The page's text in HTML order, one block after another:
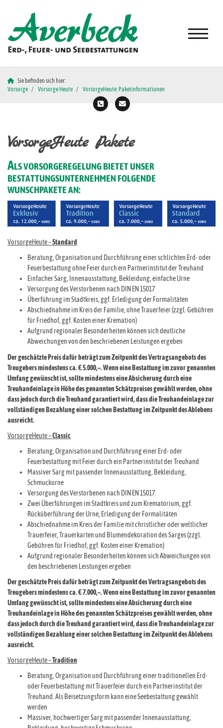
Sie befinden sich hier:
Vorsorge
Vorsorge Heute VorsorgeHeute: Paketinformationen
VorsorgeHeute Pakete
ALS VORSORGEREGELUNG BIETET UNSER
BESTATTUNGSUNTERNEHMEN FOLGENDE
WUNSCHPAKETE AN:
VorsorgeHeute –Standard
Beratung, Organisation und Durchführung einer schlichten Erd- oder
Feuerbestattung ohne Feier durch ein Partnerinstitut der Treuhand
Einfacher Sarg, Innenausstattung, Bekleidung, einfache Urne
Versorgung des Verstorbenen nach DIN EN 15017
Überführung im Stadtkreis, ggf. Erledigung der Formalitäten
Abschiednahme im Kreis der Familie, ohne Trauerfeier (zzgl. Gebühren
für Friedhof, ggf. Kosten einer Kremation)
Aufgrund regionaler Besonderheiten können sich deutliche
Abweichungen von den beschriebenen Leistungen ergeben
Der geschätzte Preis dafür beträgt zum Zeitpunkt des Vertragsangebots des
Treugebers mindestens ca. € 5.000,–. Wenn eine Bestattung im zuvor genannten
Umfang gewünscht ist, sollte mindestens eine Absicherung durch eine
Treuhandeinlage in Höhe des genannten Schätzpreises gewählt werden, ohne
dass jedoch durch die Treuhand garantiert wird, dass die Treuhandeinlage zur
vollständigen Bezahlung einer solchen Bestattung im Zeitpunkt des Ablebens
ausreicht.
VorsorgeHeute –Classic
Beratung, Organisation und Durchführung einer Erd- oder
Feuerbestattung mit Feier durch ein Partnerinstitut der Treuhand
Massiver Sarg mit passender Innenausstattung, Bekleidung,
Schmuckurne
Versorgung des Verstorbenen nach DIN EN 15017.
Zwei Überführungen im Stadtkreis und zum Krematorium, ggf.
Rücküberführung der Urne, Erledigung der Formalitäten
Abschiednahme im Kreis der Familie mit christlicher oder weltlicher
Trauerfeier, Trauerkarten und Blumendekoration des Sarges (zzgl.
Gebühren für Friedhof, ggf. Kosten einer Kremation)
Aufgrund regionaler Besonderheiten können sich Abweichungen von
den beschriebenen Leistungen ergeben
Der geschätzte Preis dafür beträgt zum Zeitpunkt des Vertragsangebots des
Treugebers mindestens ca. € 7.000,–. Wenn eine Bestattung im zuvor genannten
Umfang gewünscht ist, sollte mindestens eine Absicherung durch eine
Treuhandeinlage in Höhe des genannten Schätzpreises gewählt werden, ohne
dass jedoch durch die Treuhand garantiert wird, dass die Treuhandeinlage zur
vollständigen Bezahlung einer solchen Bestattung im Zeitpunkt des Ablebens
ausreicht.
VorsorgeHeute –Tradition
Beratung, Organisation und Durchführung einer traditionellen Erd-
oder Feuerbestattung mit Trauerfeier durch ein Partnerinstitut der
Treuhand. Als Beisetzungsform kann eine Seebestattung gewählt
werden
Massiver, hochwertiger Sarg mit passender Innenausstattung,